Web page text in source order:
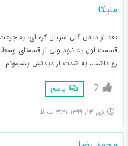
ملیکا
بعد از دیدن کلی سریال کره ای، به
قسمت اول بد نبود ولی از قسمتای
رو داشت، به شدت از دیدنش پشیمونم
7 پاسخ
دی ۱۳, ۱۳۹۹ ۳:۲۱ ب.ظ